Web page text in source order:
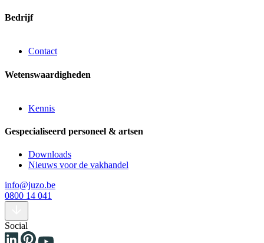
Bedrijf
Contact
Wetenswaardigheden
Kennis
Gespecialiseerd personeel & artsen
Downloads
Nieuws voor de vakhandel
info@juzo.be
0800 14 041
Social